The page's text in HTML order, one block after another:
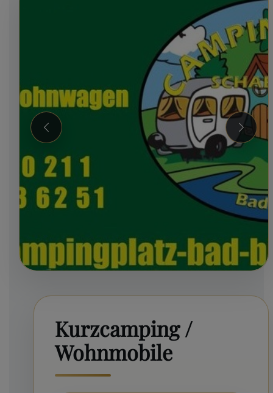
Zurück Weiter
Kurzcamping /
Wohnmobile